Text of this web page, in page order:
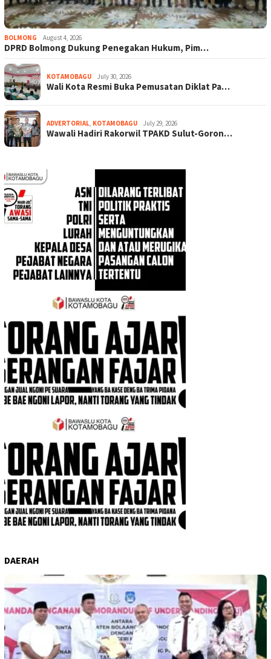
BOLMONG August 4, 2026
DPRD Bolmong Dukung Penegakan Hukum, Pim…
KOTAMOBAGU July 30, 2026
Wali Kota Resmi Buka Pemusatan Diklat Pa…
ADVERTORIAL, KOTAMOBAGU July 29, 2026
Wawali Hadiri Rakorwil TPAKD Sulut-Goron…
DAERAH